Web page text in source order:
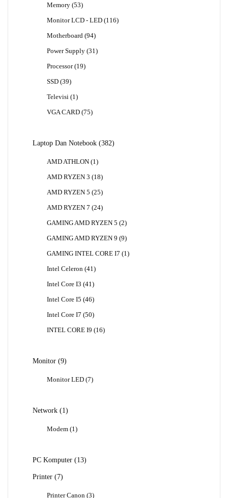
Memory 5353
Monitor LCD - LED 116116
Motherboard 9494
Power Supply 31 31
Processor 1919
SSD 3939
Televisi
1 1
VGA CARD 7575
Laptop Dan Notebook 382382
AMD ATHLON 1 1
AMD RYZEN 3
1818
AMD RYZEN 5 2525
AMD RYZEN 7 2424
GAMING AMD RYZEN 5 22
GAMING AMD RYZEN 9 99
GAMING INTEL CORE I7
1 1
Intel Celeron 41 41
Intel Core I3 41 41
Intel Core I5 4646
Intel Core I7 5050
INTEL CORE I9
1616
Monitor 99
Monitor LED 77
Network 11
Modem 1 1
PC Komputer 1313
Printer
77
Printer Canon 33